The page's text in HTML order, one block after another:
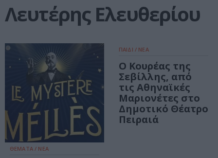
Λευτέρης Ελευθερίου
ΘΕΜΑΤΑ / ΝΕΑ
ΠΑΙΔΙ / ΝΕΑ
Ο Κουρέας της
Σεβίλλης, από
τις Αθηναϊκές
Μαριονέτες στο
Δημοτικό Θέατρο
Πειραιά